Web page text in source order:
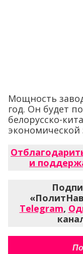
Мощность
год. Он будет
белорусско-
экономической
и
Telegram,